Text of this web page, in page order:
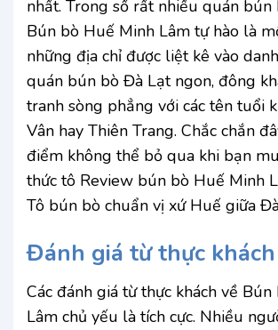
nhất. Trong số rất nhiều quán bún
Bún bò Huế Minh Lâm tự hào là
những địa chỉ được liệt kê vào
quán bún bò Đà Lạt ngon, đông
tranh sòng phẳng với các tên tuổi
Vân hay Thiên Trang. Chắc chắn
điểm không thể bỏ qua khi bạn
thức tô Review bún bò Huế Minh
Tô bún bò chuẩn vị xứ Huế giữa
Đánh giá từ thực khách
Các đánh giá từ thực khách về
Lâm chủ yếu là tích cực. Nhiều